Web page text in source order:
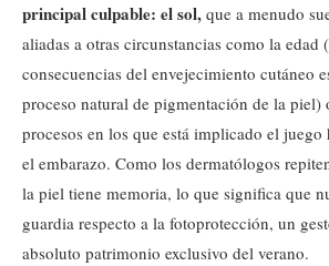
principal culpable: el sol, que a menudo
aliadas a otras circunstancias como la edad
consecuencias del envejecimiento cutáneo
proceso natural de pigmentación de la piel)
procesos en los que está implicado el
el embarazo. Como los dermatólogos
la piel tiene memoria, lo que significa que
guardia respecto a la fotoprotección, un
absoluto patrimonio exclusivo del verano.